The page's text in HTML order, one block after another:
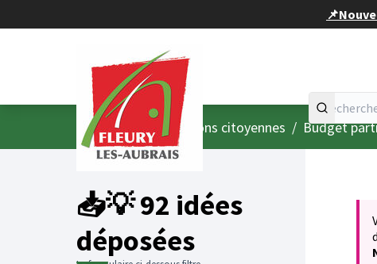
AccueilMenu principal
/ Consultations citoyennes / Budget
📥💡 92 idées
déposées